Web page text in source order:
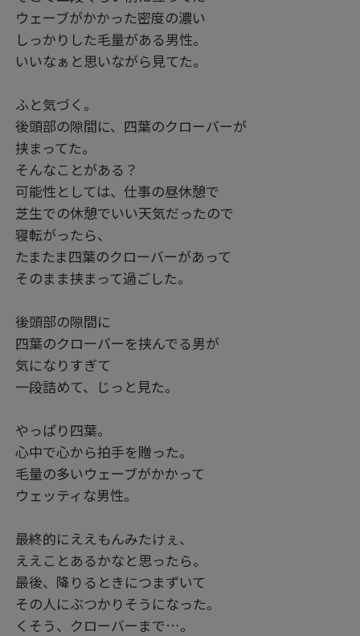
ウェーブがかかった密度の濃い
しっかりした毛量がある男性。
いいなぁと思いながら見てた。
ふと気づく。
後頭部の隙間に、四葉のクローバーが
挟まってた。
そんなことがある？
可能性としては、仕事の昼休憩で
芝生での休憩でいい天気だったので
寝転がったら、
たまたま四葉のクローバーがあって
そのまま挟まって過ごした。
後頭部の隙間に
四葉のクローバーを挟んでる男が
気になりすぎて
一段詰めて、じっと見た。
やっぱり四葉。
心中で心から拍手を贈った。
毛量の多いウェーブがかかって
ウェッティな男性。
最終的にええもんみたけぇ、
ええことあるかなと思ったら。
最後、降りるときにつまずいて
その人にぶつかりそうになった。
くそう、クローバーまで…。